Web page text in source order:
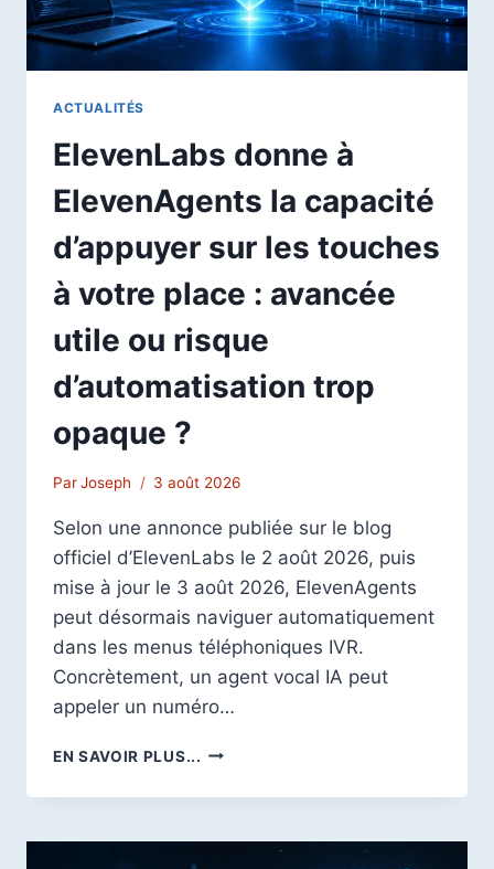
GÉRER
DE
SERVEUR
ACTUALITÉS
ElevenLabs donne à
ElevenAgents la capacité
d’appuyer sur les touches
à votre place : avancée
utile ou risque
d’automatisation trop
opaque ?
ParJoseph 3 août 2026
Selon une annonce publiée sur le blog
officiel d’ElevenLabs le 2 août 2026, puis
mise à jour le 3 août 2026, ElevenAgents
peut désormais naviguer automatiquement
dans les menus téléphoniques IVR.
Concrètement, un agent vocal IA peut
appeler un numéro…
EN SAVOIR PLUS... ELEVENLABS
À
LA